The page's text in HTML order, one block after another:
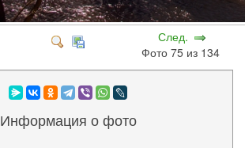
След.
Фото 75 из 134
Информация о фото